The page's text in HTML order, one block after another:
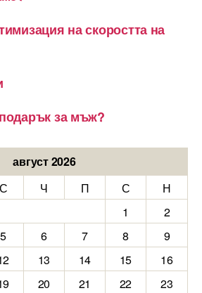
на скоростта на
за мъж?
август 2026
С Ч П С
Н
1
2
5 6 7 8
9
13 14 15
16
20 21 22
23